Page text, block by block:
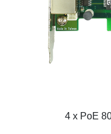
4 x PoE